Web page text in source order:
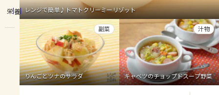
トーク
よくあるお問い合わせ
お買い物
栄養 レンジで簡単♪トマトクリーミーリゾット
りんごとツナのサラダ
副菜
キャベツのチョップドスープ野菜
汁物